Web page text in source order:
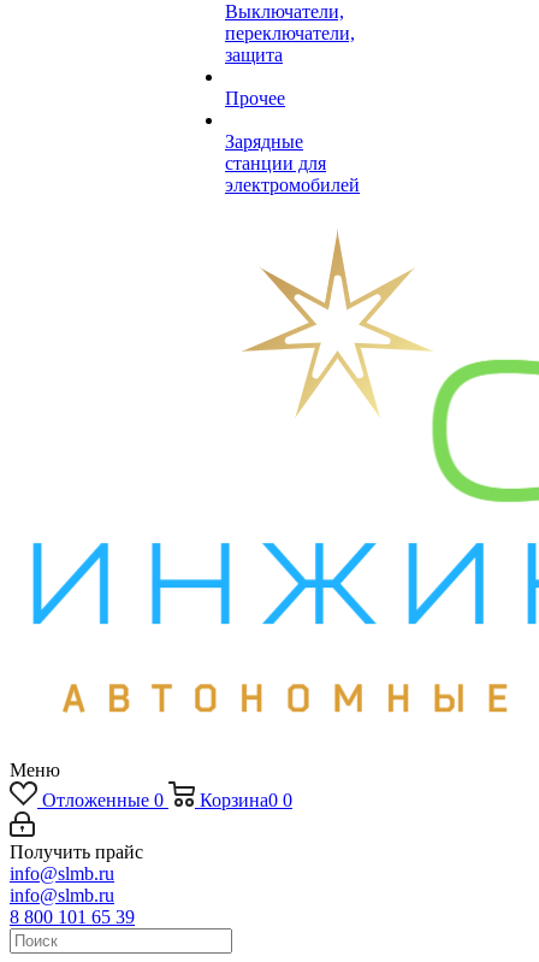
Выключатели,
переключатели,
защита
Прочее
Зарядные
станции для
электромобилей
Меню
Отложенные 0 Корзина0 0
Получить прайс
info@slmb.ru
info@slmb.ru
8 800 101 65 39